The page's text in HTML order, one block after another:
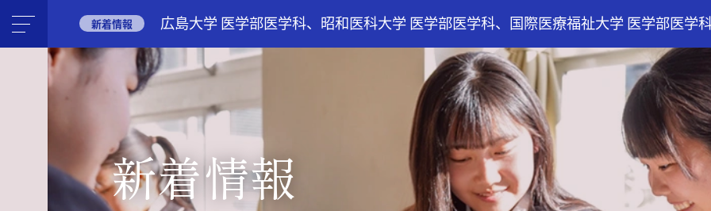
新着情報 広島大学 医学部医学科、昭和医科大学 医学部医学科、国際医療福祉大学 医学部医
新着情報